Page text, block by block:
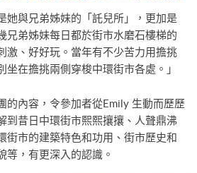
她與兄弟姊妹的「託兒所」，更加是
兄弟姊妹每日都於街市水磨石樓梯的
激、好好玩。當年有不少苦力用擔挑
在擔挑兩側穿梭中環街市各處。」
的內容，令參加者從Emily 生動而歷歷
到昔日中環街市熙熙攘攘、人聲鼎沸
街市的建築特色和功用、街市歷史和
等，有更深入的認識。